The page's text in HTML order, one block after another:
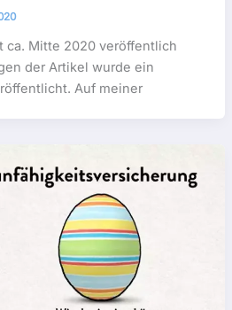
ca. Mitte 2020 veröffentlich
der Artikel wurde ein
Auf meiner